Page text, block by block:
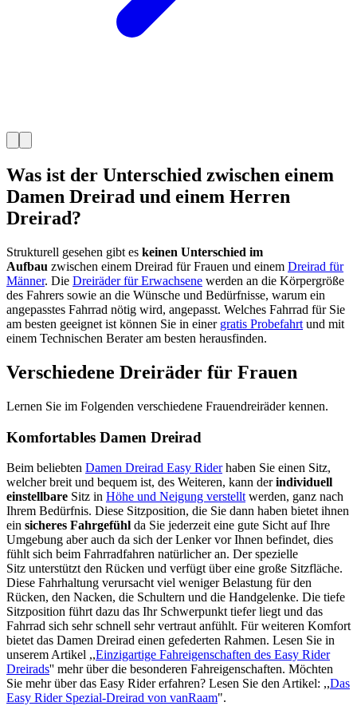
Was ist der Unterschied zwischen einem
Damen Dreirad und einem Herren
Dreirad?
Strukturell gesehen gibt es keinen Unterschied im
Aufbau zwischen einem Dreirad für Frauen und einem Dreirad für
Männer. Die Dreiräder für Erwachsene werden an die Körpergröße
des Fahrers sowie an die Wünsche und Bedürfnisse, warum ein
angepasstes Fahrrad nötig wird, angepasst. Welches Fahrrad für Sie
am besten geeignet ist können Sie in einer gratis Probefahrt und mit
einem Technischen Berater am besten herausfinden.
Verschiedene Dreiräder für Frauen
Lernen Sie im Folgenden verschiedene Frauendreiräder kennen.
Komfortables Damen Dreirad
Beim beliebten Damen Dreirad Easy Riderhaben Sie einen Sitz,
welcher breit und bequem ist, des Weiteren, kann derindividuell
einstellbare Sitz in Höhe und Neigung verstellt werden, ganz nach
Ihrem Bedürfnis. Diese Sitzposition, die Sie dann haben bietet ihnen
ein sicheres Fahrgefühl da Sie jederzeit eine gute Sicht auf Ihre
Umgebung aber auch da sich der Lenker vor Ihnen befindet, dies
fühlt sich beim Fahrradfahren natürlicher an. Der spezielle
Sitz unterstützt den Rücken und verfügt über eine große Sitzfläche.
Diese Fahrhaltung verursacht viel weniger Belastung für den
Rücken, den Nacken, die Schultern und die Handgelenke. Die tiefe
Sitzposition führt dazu das Ihr Schwerpunkt tiefer liegt und das
Fahrrad sich sehr schnell sehr vertraut anfühlt. Für weiteren Komfort
bietet das Damen Dreirad einen gefederten Rahmen. Lesen Sie in
unserem Artikel ,,Einzigartige Fahreigenschaften des Easy Rider
Dreirads'' mehr über die besonderen Fahreigenschaften. Möchten
Sie mehr über das Easy Rider erfahren? Lesen Sie den Artikel: ,,Das
Easy Rider Spezial-Dreirad von vanRaam".